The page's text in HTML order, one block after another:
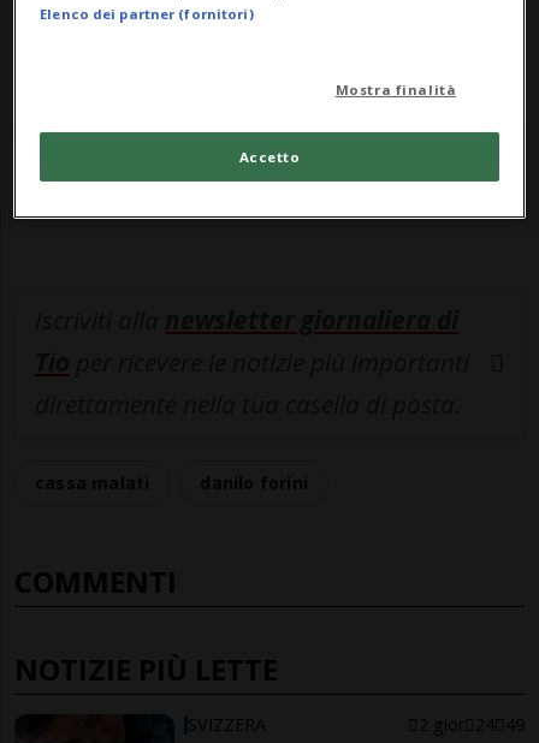
ACCEDI
canale WhatsApp
Ticinonline.
COMMENTI
NOTIZIE PIÙ LETTE
SVIZZERA 2 gior 24 49
Elenco dei partner (fornitori)
Mostra finalità
Accetto